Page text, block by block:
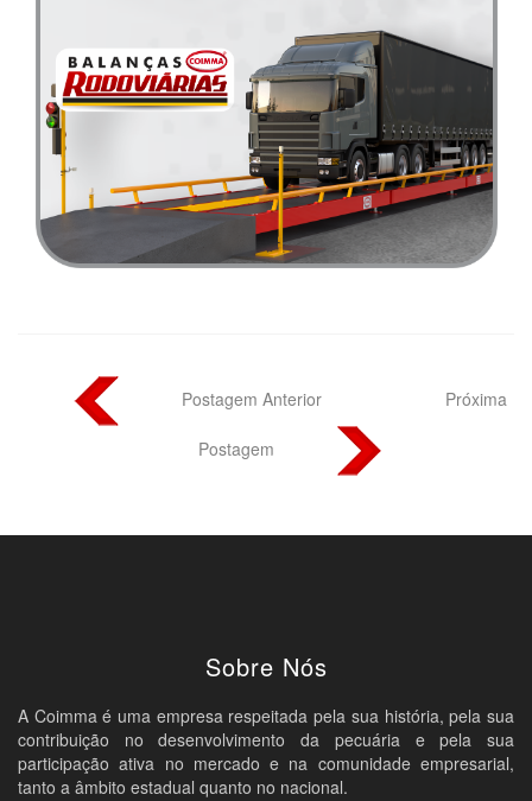
Postagem Anterior Próxima
Postagem
Sobre Nós
A Coimma é uma empresa respeitada pela sua história, pela sua
contribuição no desenvolvimento da pecuária e pela sua
participação ativa no mercado e na comunidade empresarial,
tanto a âmbito estadual quanto no nacional.